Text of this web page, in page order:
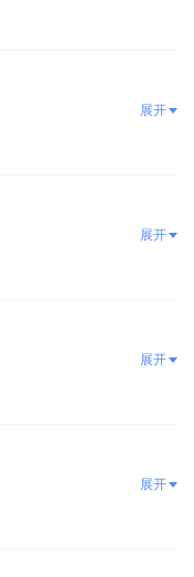
展开
展开
展开
展开